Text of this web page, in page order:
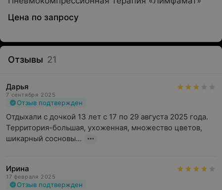
Цена по запросу
Отзывы 21
Дарья
7 сентября 2025
Отзыв подтвержден
Отдыхали с дочкой 13 лет с 17 по 29 августа 2025 года.
Территория-большая, ухоженная, множество цветов,
шикарный сосновы...
Ирина
17 февраля 2025
Отзыв подтвержден